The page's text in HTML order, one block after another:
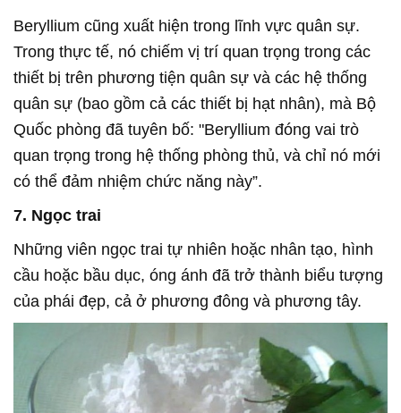
Beryllium cũng xuất hiện trong lĩnh vực quân sự.
Trong thực tế, nó chiếm vị trí quan trọng trong các
thiết bị trên phương tiện quân sự và các hệ thống
quân sự (bao gồm cả các thiết bị hạt nhân), mà Bộ
Quốc phòng đã tuyên bố: "Beryllium đóng vai trò
quan trọng trong hệ thống phòng thủ, và chỉ nó mới
có thể đảm nhiệm chức năng này”.
7. Ngọc trai
Những viên ngọc trai tự nhiên hoặc nhân tạo, hình
cầu hoặc bầu dục, óng ánh đã trở thành biểu tượng
của phái đẹp, cả ở phương đông và phương tây.